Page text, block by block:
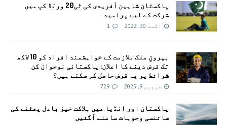
پاکستان شاہین آفریدی کی ٹی20 ورلڈ کپ میں
شرکت کے لیے پرامید
اگست 30, 2022 1
بیرونِ ملک ملازمت کے خواہشمند افراد کو 10 لاکھ
تک قرض دینے کا اعلان: پاکستانی نوجوان کن
شرائط پر یہ قرض حاصل کر سکتے ہیں؟
فروری 9, 2025 729
پاکستان اور انڈیا میں ہلاکت خیز بادل پھٹنے کی
سائنسی وجوہات سامنے آگئیں